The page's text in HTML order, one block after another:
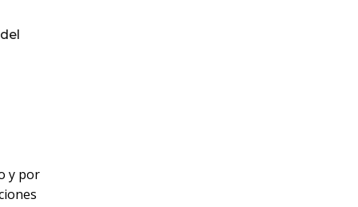
y por